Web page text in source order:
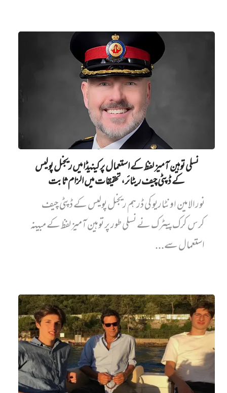
نسلی توہین آمیز لفظ کے استعمال پر کینیڈا میں ریجنل پولیس
کے ڈپٹی چیف ریٹائر، تحقیقات میں الزام ثابت
نورالامین اونٹاریو کی ڈرہم ریجنل پولیس کے ڈپٹی چیف
کرس کرک پیٹرک نے نسلی طور پر توہین آمیز لفظ کے مبینہ
استعمال سے...